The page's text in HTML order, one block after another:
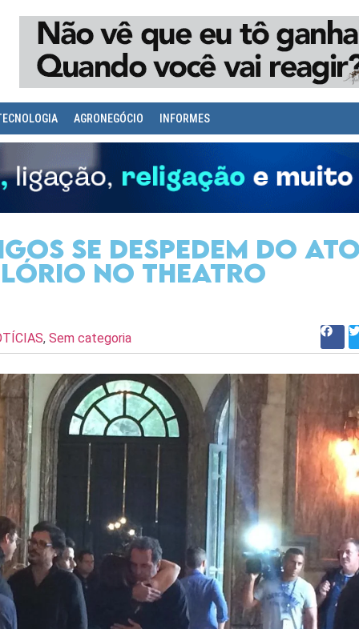
AGRONEGÓCIO INFORMES
se despedem do
no Theatro
,Sem categoria